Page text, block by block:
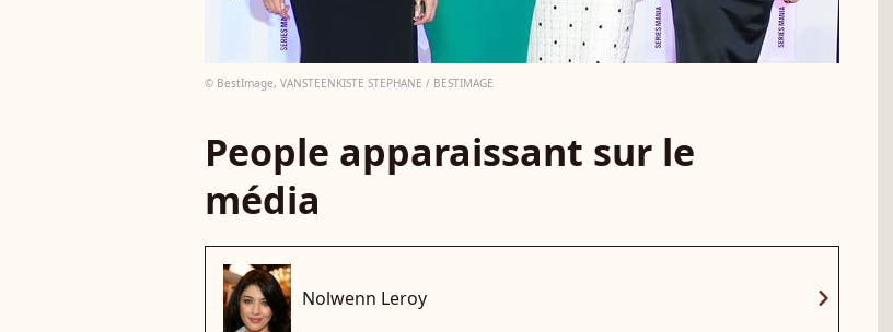
© BestImage, VANSTEENKISTE STEPHANE / BESTIMAGE
People apparaissant sur le
média
Nolwenn Leroy chevron_right